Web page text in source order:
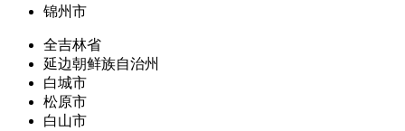
锦州市
全吉林省
延边朝鲜族自治州
白城市
松原市
白山市